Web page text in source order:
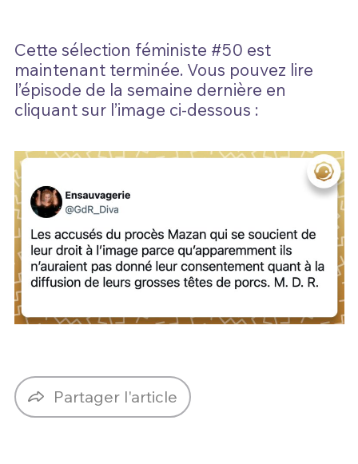
Cette sélection féministe #50 est
maintenant terminée. Vous pouvez lire
l’épisode de la semaine dernière en
cliquant sur l’image ci-dessous :
Partager l'article